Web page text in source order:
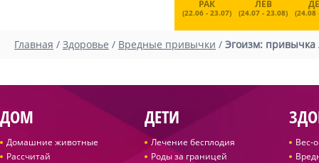
РАК
(22.06 - 23.07)
ЛЕВ
(24.07 - 23.08) (24.08
Главная / Здоровье / Вредные привычки / Эгоизм: привычка
ДОМ
Домашние животные
Рассчитай
ДЕТИ
Лечение бесплодия
Роды за границей
Вес-